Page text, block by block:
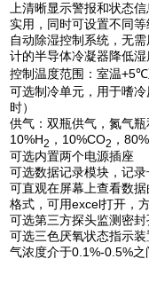
上清晰显示警报和状态信
实用，同时可设置不同等
自动除湿控制系统，无
计的半导体冷凝器降低湿
控制温度范围：室温+5℃
可选制冷单元，用于嗜
时）
供气：双瓶供气，氮气
10%H2 ， 10%CO2 ，
可选内置两个电源插座
可选数据记录模块，记录
可直观在屏幕上查看数
格式，可用excel打开，
可选第三方探头监测密封
可选三色厌氧状态指示
气浓度介于0.1%-0.5%之